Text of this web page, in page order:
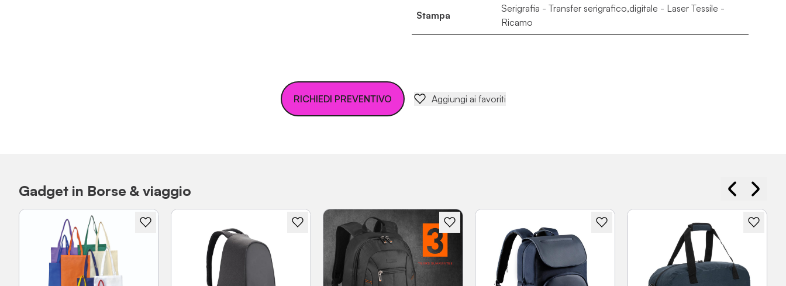
Stampa
Serigrafia - Transfer serigrafico,digitale - Laser Tessile -
Ricamo
RICHIEDI PREVENTIVO Aggiungi ai favoriti
Gadget in Borse & viaggio